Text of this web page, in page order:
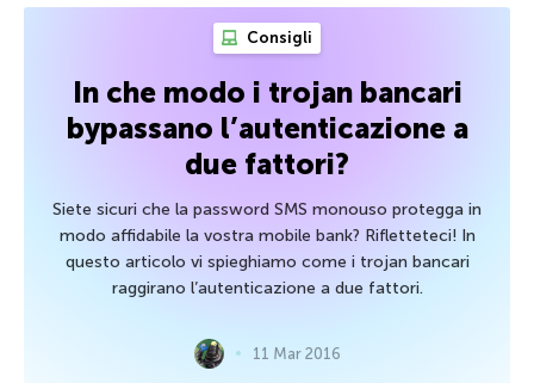
Consigli
In che modo i trojan bancari
bypassano l’autenticazione a
due fattori?
Siete sicuri che la password SMS monouso protegga in
modo affidabile la vostra mobile bank? Rifletteteci! In
questo articolo vi spieghiamo come i trojan bancari
raggirano l’autenticazione a due fattori.
11 Mar 2016